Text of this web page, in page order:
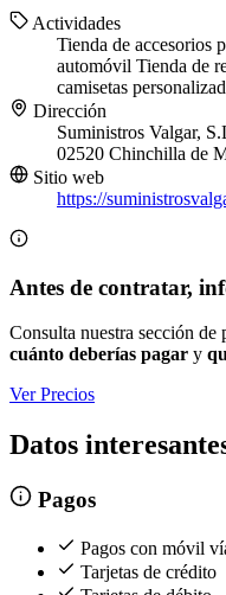
Actividades
Tienda de accesorios
automóvil Tienda de
camisetas
Dirección
Suministros Valgar,
02520 Chinchilla de
Sitio web
https://
Antes de contratar,
Consulta nuestra sección de
cuánto deberías pagar y
Ver Precios
Datos
Pagos
Pagos con móvil
Tarjetas de crédito